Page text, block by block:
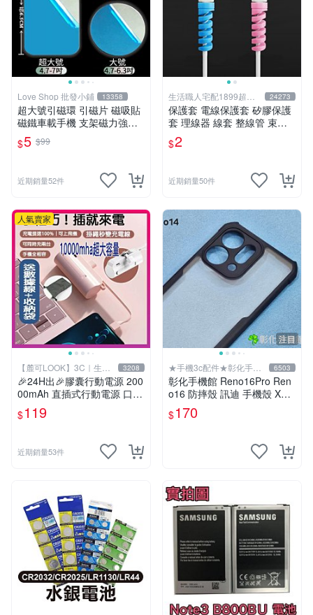
Love Shop 批發小鋪 13358
超大號引磁環 引磁片 磁吸貼
磁鐵車載手機 支架磁力強力
吸盤大號超薄吸鐵片 磁力貼
片 引磁貼片
$5 $99
近期銷量52件
生活職人宅配1899超取
599
24273
保護套 電線保護套 矽膠保護
套 理線器 線套 整線管 束線
管 充電線 防咬線 充電線頭保
護套 生活職人【F036】
$2
近期銷量50件
人氣賣家
【麓可LOOK】3C｜生活
百貨
3208
🎉24H出🎉膠囊行動電源 200
00mAh 直插式行動電源 口袋
行動電源 移動電源 迷你膠囊
充電寶 蘋果 type-c
$119
近期銷量53件
注目
★手機3c配件★彰化手機
館
6503
彰化手機館 Reno16Pro Ren
o16 防摔殼 訊迪 手機殼 XUN
DD 甲殼蟲 OPPO Reno16F
$170